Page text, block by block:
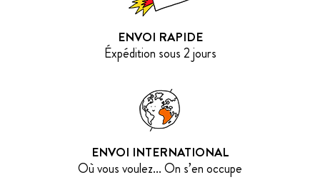
ENVOI RAPIDE
Éxpédition sous 2 jours
ENVOI INTERNATIONAL
Où vous voulez... On s’en occupe